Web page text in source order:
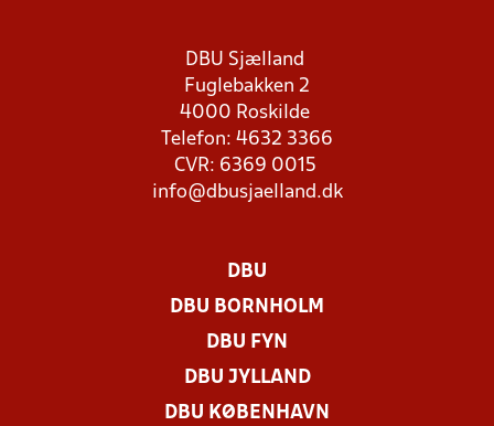
DBU Sjælland
Fuglebakken 2
4000 Roskilde
Telefon: 4632 3366
CVR: 6369 0015
info@dbusjaelland.dk
DBU
DBU BORNHOLM
DBU FYN
DBU JYLLAND
DBU KØBENHAVN